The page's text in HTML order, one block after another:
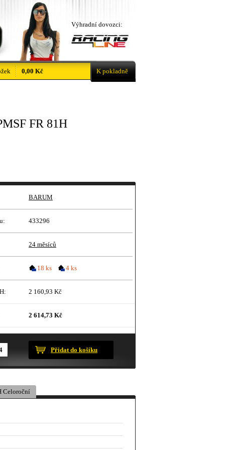
FR 81H
BARUM
433296
24 měsíců
18 ks 4 ks
2 160,93 Kč
2 614,73 Kč
Přidat do košíku
Celoroční
Výhradní dovozci:
0,00 Kč K pokladně